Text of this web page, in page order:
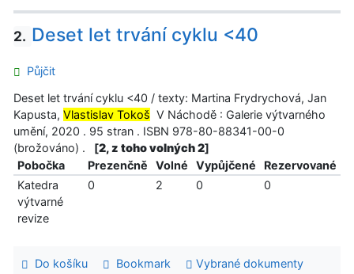
2. Deset let trvání cyklu <40
Půjčit
Deset let trvání cyklu <40 / texty: Martina Frydrychová, Jan
Kapusta, Vlastislav Tokoš V Náchodě : Galerie výtvarného
umění, 2020 . 95 stran . ISBN 978-80-88341-00-0
(brožováno) .
[2, z toho volných 2]
Pobočka
Prezenčně Volné Vypůjčené
Rezervované
Katedra
výtvarné
revize
0 2 0 0
Do košíku Bookmark Vybrané dokumenty